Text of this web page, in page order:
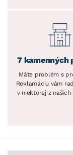
7 kamenných
Máte problém s
Reklamáciu vám
v niektorej z našich